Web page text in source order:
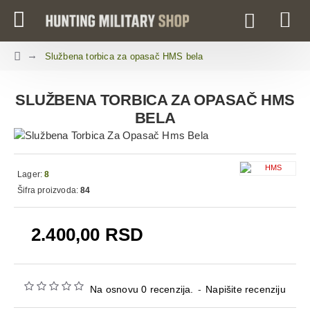
Službena torbica za opasač HMS bela
SLUŽBENA TORBICA ZA OPASAČ HMS
BELA
Na osnovu 0 recenzija. - Napišite recenziju
2.400,00 RSD
Lager: 8
Šifra proizvoda: 84